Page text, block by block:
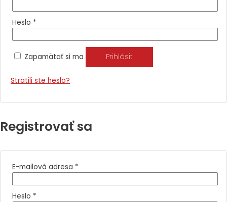
Heslo *
Zapamätať si ma Prihlásiť
Stratili ste heslo?
Registrovať sa
E-mailová adresa *
Heslo *